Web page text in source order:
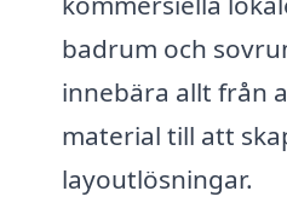
badrum och
innebära allt från
material till att
layoutlösningar.